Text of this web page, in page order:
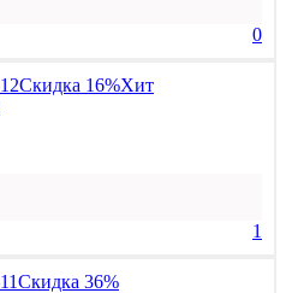
0
Скидка 16%Хит
1
Скидка 36%